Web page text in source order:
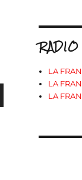
RADIO
LA
LA
LA